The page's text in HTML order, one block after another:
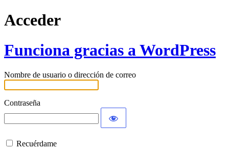
Acceder
Funciona gracias a WordPress
Nombre de usuario o dirección de correo
Contraseña
Recuérdame